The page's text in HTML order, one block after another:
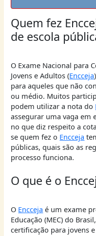
Quem fez
de escola
O Exame Nacional para
Jovens e Adultos (Encceja
para aqueles que não
ou médio. Muitos
podem utilizar a nota do
assegurar uma vaga em
no que diz respeito a
se quem fez o Encceja
públicas, quais são as
processo funciona.
O que é o
O Encceja é um exame
Educação (MEC) do
certificação para jovens